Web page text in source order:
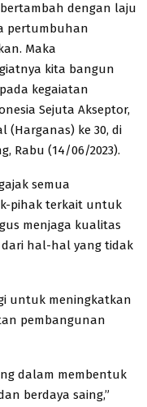
dengan laju
pertumbuhan
Maka
kita bangun
kegaiatan
Sejuta Akseptor,
(Harganas) ke 30, di
Rabu (14/06/2023).
semua
pihak terkait untuk
menjaga kualitas
dari hal-hal yang tidak
untuk meningkatkan
pembangunan
dalam membentuk
berdaya saing,”